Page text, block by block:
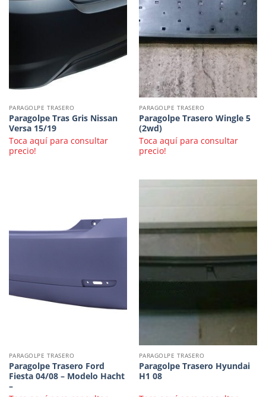
PARAGOLPE TRASERO
Paragolpe Tras Gris Nissan
Versa 15/19
Toca aquí para consultar
precio!
PARAGOLPE TRASERO
Paragolpe Trasero Wingle 5
(2wd)
Toca aquí para consultar
precio!
PARAGOLPE TRASERO
Paragolpe Trasero Ford
Fiesta 04/08 – Modelo Hacht
–
PARAGOLPE TRASERO
Paragolpe Trasero Hyundai
H1 08